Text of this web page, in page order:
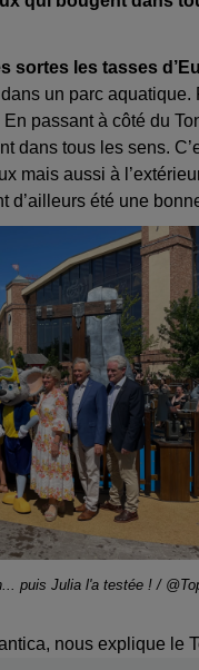
sortes les tasses
dans un parc
passant à côté du
dans tous les sens.
mais aussi à
d’ailleurs été une
puis Julia l'a testée ! /
nous explique le